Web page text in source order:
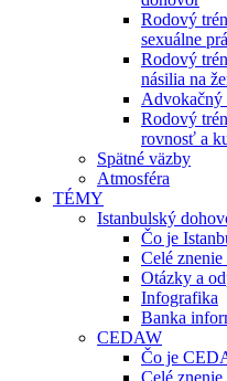
Rodový
sexuálne
Rodový
násilia na
Advokačný
Rodový
rovnosť a
Spätné väzby
Atmosféra
TÉMY
Istanbulský
Čo je
Celé
Otázky a
Infografika
Banka
CEDAW
Čo je
Celé znenie